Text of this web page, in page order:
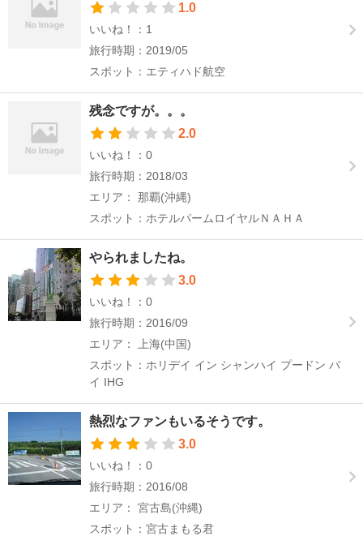
1.0
いいね！：1
旅行時期：2019/05
スポット：エティハド航空
残念ですが。。。
2.0
いいね！：0
旅行時期：2018/03
エリア： 那覇(沖縄)
スポット：ホテルパームロイヤルＮＡＨＡ
やられましたね。
3.0
いいね！：0
旅行時期：2016/09
エリア： 上海(中国)
スポット：ホリデイ イン シャンハイ プードン バ
イ IHG
熱烈なファンもいるそうです。
3.0
いいね！：0
旅行時期：2016/08
エリア： 宮古島(沖縄)
スポット：宮古まもる君